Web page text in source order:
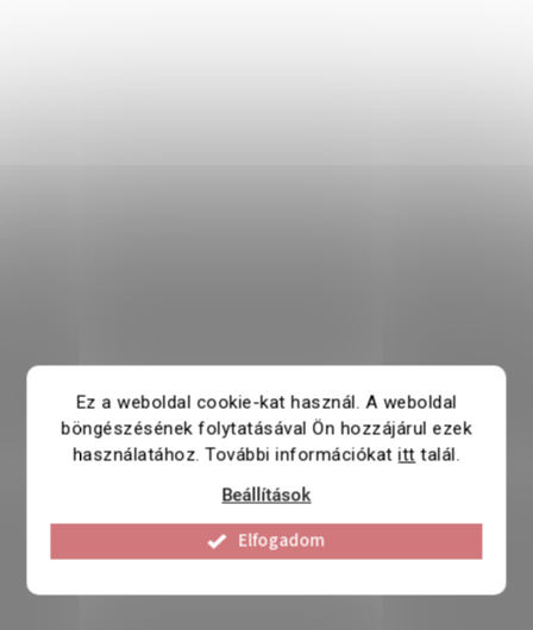
Ez a weboldal cookie-kat használ. A weboldal
böngészésének folytatásával Ön hozzájárul ezek
használatához. További információkatitt talál.
Beállítások
Elfogadom